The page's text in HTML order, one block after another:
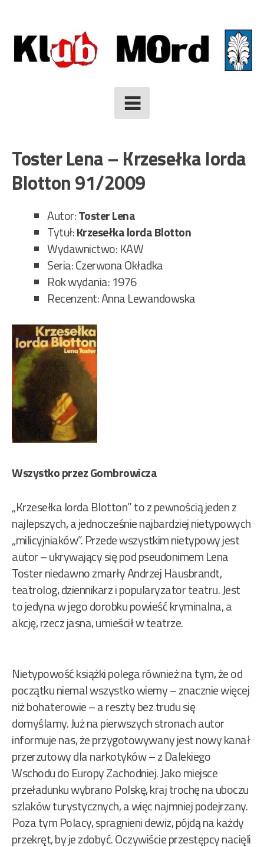
to
content
Toster Lena – Krzesełka lorda
Blotton 91/2009
Autor:Toster Lena
Tytuł:Krzesełka lorda Blotton
Wydawnictwo: KAW
Seria: Czerwona Okładka
Rok wydania: 1976
Recenzent: Anna Lewandowska
Wszystko przez Gombrowicza
„Krzesełka lorda Blotton” to z pewnością jeden z
najlepszych, a jednocześnie najbardziej nietypowych
„milicyjniaków”. Przede wszystkim nietypowy jest
autor – ukrywający się pod pseudonimem Lena
Toster niedawno zmarły Andrzej Hausbrandt,
teatrolog, dziennikarz i popularyzator teatru. Jest
to jedyna w jego dorobku powieść kryminalna, a
akcję, rzecz jasna, umieścił w teatrze.
Nietypowość książki polega również na tym, że od
początku niemal wszystko wiemy – znacznie więcej
niż bohaterowie – a reszty bez trudu się
domyślamy. Już na pierwszych stronach autor
informuje nas, że przygotowywany jest nowy kanał
przerzutowy dla narkotyków – z Dalekiego
Wschodu do Europy Zachodniej. Jako miejsce
przeładunku wybrano Polskę, kraj trochę na uboczu
szlaków turystycznych, a więc najmniej podejrzany.
Poza tym Polacy, spragnieni dewiz, pójdą na każdy
przekręt, by je zdobyć. Oczywiście przestępcy nacięli